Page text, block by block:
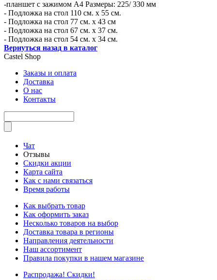
-планшет с зажимом А4 Размеры: 225/ 330 мм
- Подложка на стол 110 см. х 55 см.
- Подложка на стол 77 см. х 43 см
- Подложка на стол 67 см. х 37 см.
- Подложка на стол 54 см. х 34 см.
Вернуться назад в каталог
Castel Shop
Заказы и оплата
Доставка
О нас
Контакты
Чат
Отзывы
Скидки акции
Карта сайта
Как с нами связаться
Время работы
Как выбрать товар
Как оформить заказ
Несколько товаров на выбор
Доставка товара в регионы
Направления деятельности
Наш ассортимент
Правила покупки в нашем магазине
Распродажа! Скидки!